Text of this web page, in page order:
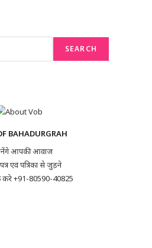
SEARCH
BAHADURGRAH
आपकी आवाज
एवं पत्रिका से जुड़ने
करे +91-80590-40825